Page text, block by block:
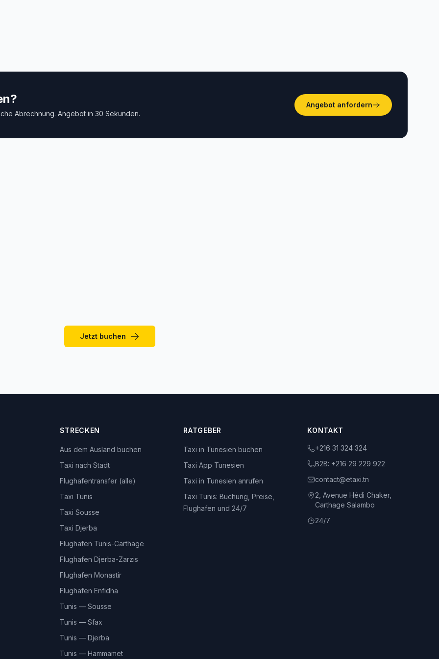
Abrechnung. Angebot in 30 Sekunden.
Angebot anfordern
Jetzt buchen
STRECKEN
Aus dem Ausland buchen
Taxi nach Stadt
Flughafentransfer (alle)
Taxi Tunis
Taxi Sousse
Taxi Djerba
Flughafen Tunis-Carthage
Flughafen Djerba-Zarzis
Flughafen Monastir
Flughafen Enfidha
Tunis — Sousse
Tunis — Sfax
Tunis — Djerba
Tunis — Hammamet
RATGEBER
Taxi in Tunesien buchen
Taxi App Tunesien
Taxi in Tunesien anrufen
Taxi Tunis: Buchung, Preise,
Flughafen und 24/7
KONTAKT
+216 31 324 324
B2B: +216 29 229 922
contact@etaxi.tn
2, Avenue Hédi Chaker,
Carthage Salambo
24/7